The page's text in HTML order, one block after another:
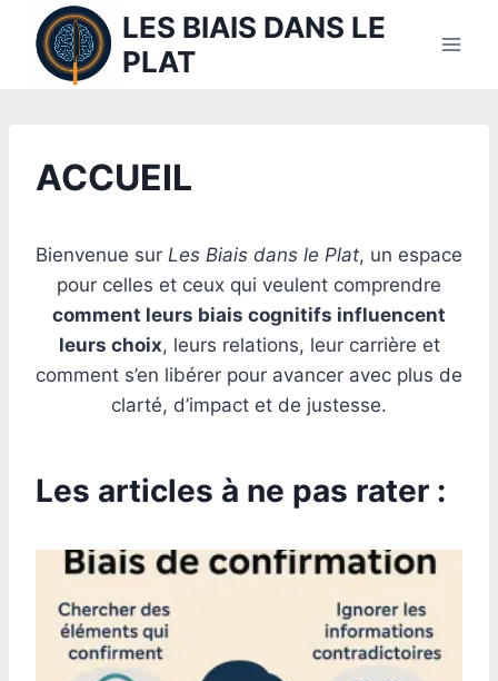
contenu
LES BIAIS DANS LE
PLAT
ACCUEIL
Bienvenue sur Les Biais dans le Plat, un espace
pour celles et ceux qui veulent comprendre
comment leurs biais cognitifs influencent
leurs choix, leurs relations, leur carrière et
comment s’en libérer pour avancer avec plus de
clarté, d’impact et de justesse.
Les articles à ne pas rater :